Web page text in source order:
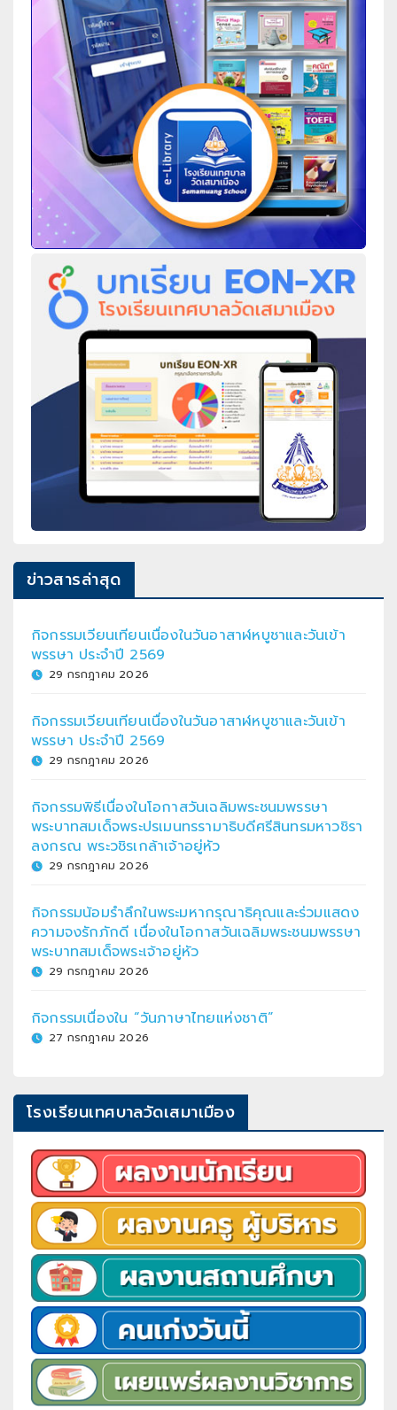
ข่าวสารล่าสุด
กิจกรรมเวียนเทียนเนื่องในวันอาสาฬหบูชาและวันเข้า
พรรษา ประจำปี 2569
29 กรกฎาคม 2026
กิจกรรมเวียนเทียนเนื่องในวันอาสาฬหบูชาและวันเข้า
พรรษา ประจำปี 2569
29 กรกฎาคม 2026
กิจกรรมพิธีเนื่องในโอกาสวันเฉลิมพระชนมพรรษา
พระบาทสมเด็จพระปรเมนทรรามาธิบดีศรีสินทรมหาวชิรา
ลงกรณ พระวชิรเกล้าเจ้าอยู่หัว
29 กรกฎาคม 2026
กิจกรรมน้อมรำลึกในพระมหากรุณาธิคุณและร่วมแสดง
ความจงรักภักดี เนื่องในโอกาสวันเฉลิมพระชนมพรรษา
พระบาทสมเด็จพระเจ้าอยู่หัว
29 กรกฎาคม 2026
กิจกรรมเนื่องใน “วันภาษาไทยแห่งชาติ”
27 กรกฎาคม 2026
โรงเรียนเทศบาลวัดเสมาเมือง